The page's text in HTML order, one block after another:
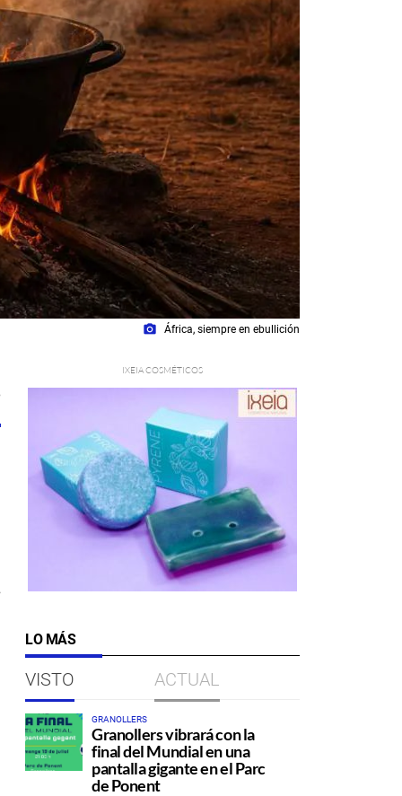
photo_camera África, siempre en ebullición
LO MÁS
VISTO ACTUAL
GRANOLLERS
Granollers vibrará con la
final del Mundial en una
pantalla gigante en el Parc
de Ponent